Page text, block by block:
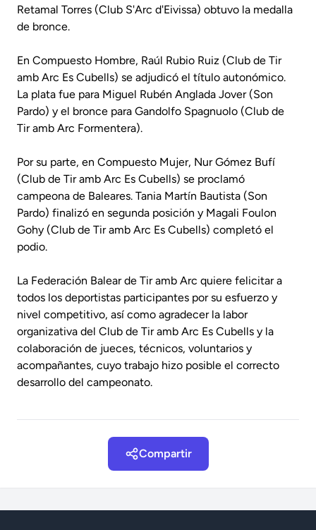
Retamal Torres (Club S'Arc d'Eivissa) obtuvo la medalla
de bronce.
En Compuesto Hombre, Raúl Rubio Ruiz (Club de Tir
amb Arc Es Cubells) se adjudicó el título autonómico.
La plata fue para Miguel Rubén Anglada Jover (Son
Pardo) y el bronce para Gandolfo Spagnuolo (Club de
Tir amb Arc Formentera).
Por su parte, en Compuesto Mujer, Nur Gómez Bufí
(Club de Tir amb Arc Es Cubells) se proclamó
campeona de Baleares. Tania Martín Bautista (Son
Pardo) finalizó en segunda posición y Magali Foulon
Gohy (Club de Tir amb Arc Es Cubells) completó el
podio.
La Federación Balear de Tir amb Arc quiere felicitar a
todos los deportistas participantes por su esfuerzo y
nivel competitivo, así como agradecer la labor
organizativa del Club de Tir amb Arc Es Cubells y la
colaboración de jueces, técnicos, voluntarios y
acompañantes, cuyo trabajo hizo posible el correcto
desarrollo del campeonato.
Compartir